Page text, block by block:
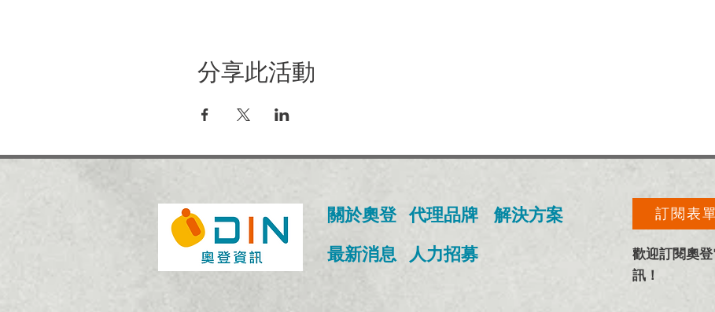
分享此活動
關於奧登 ​代理品牌
​解決方案
​最新消息
人力招募
訂閱表
歡迎訂閱奧
訊！